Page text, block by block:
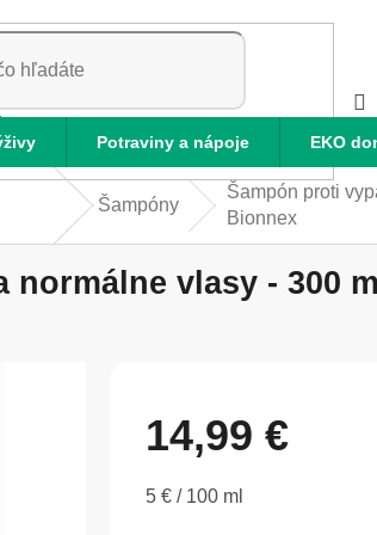
Potraviny a nápoje EKO
Šampóny
Šampón proti
Bionnex
vlasy - 300
14,99 €
Jednotková
5 € / 100 ml